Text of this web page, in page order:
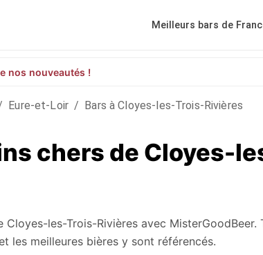
Meilleurs bars de
nos nouveautés !
Eure-et-Loir / Bars à Cloyes-les-Trois-Rivières
chers de Cloyes-
les-Trois-Rivières avec MisterGoodBeer.
les meilleures bières y sont référencés.